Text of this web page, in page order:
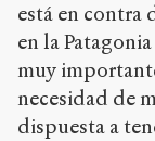
está en contra
en la
muy
necesidad de
dispuesta a